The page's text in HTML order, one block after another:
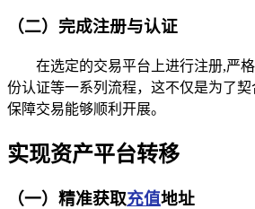
（二）完成注册与认证
在选定的交易平台上进行注册,严
份认证等一系列流程，这不仅是为了
保障交易能够顺利开展。
实现资产平台转移
（一）精准获取充值地址